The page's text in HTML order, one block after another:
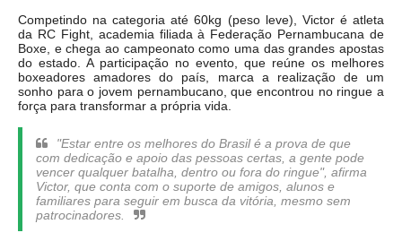
Competindo na categoria até 60kg (peso leve), Victor é atleta
da RC Fight, academia filiada à Federação Pernambucana de
Boxe, e chega ao campeonato como uma das grandes apostas
do estado. A participação no evento, que reúne os melhores
boxeadores amadores do país, marca a realização de um
sonho para o jovem pernambucano, que encontrou no ringue a
força para transformar a própria vida.
"Estar entre os melhores do Brasil é a prova de que
com dedicação e apoio das pessoas certas, a gente pode
vencer qualquer batalha, dentro ou fora do ringue", afirma
Victor, que conta com o suporte de amigos, alunos e
familiares para seguir em busca da vitória, mesmo sem
patrocinadores.